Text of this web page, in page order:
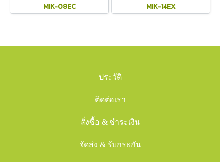
MIK-08EC MIK-14EX
ประวัติ
ติดต่อเรา
สั่งซื้อ & ชำระเงิน
จัดส่ง & รับกระกัน